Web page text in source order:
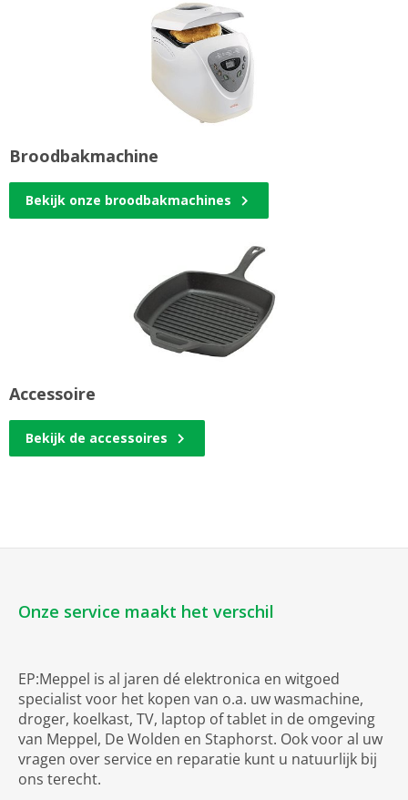
Broodbakmachine
Bekijk onze broodbakmachines
Accessoire
Bekijk de accessoires
Onze service maakt het verschil
EP:Meppel is al jaren dé elektronica en witgoed
specialist voor het kopen van o.a. uw wasmachine,
droger, koelkast, TV, laptop of tablet in de omgeving
van Meppel, De Wolden en Staphorst. Ook voor al uw
vragen over service en reparatie kunt u natuurlijk bij
ons terecht.